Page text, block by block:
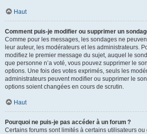
Haut
Comment puis-je modifier ou supprimer un
Comme pour les messages, les sondages ne
leur auteur, les modérateurs et les administrateurs.
modifiez le premier message du sujet, auquel le
que personne n’a voté, vous pouvez supprimer le
options. Une fois des votes exprimés, seuls les
administrateurs peuvent modifier ou supprimer le
options soient changées en cours de scrutin.
Haut
Pourquoi ne puis-je pas accéder à un forum ?
Certains forums sont limités à certains utilisateurs